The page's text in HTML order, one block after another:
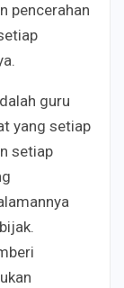
pencerahan
guru
yang setiap
setiap